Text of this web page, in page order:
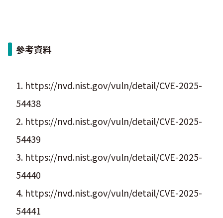
參考資料
1. https://nvd.nist.gov/vuln/detail/CVE-2025-
54438
2. https://nvd.nist.gov/vuln/detail/CVE-2025-
54439
3. https://nvd.nist.gov/vuln/detail/CVE-2025-
54440
4. https://nvd.nist.gov/vuln/detail/CVE-2025-
54441